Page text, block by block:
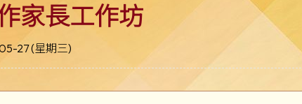
家長工作坊
27 (星期三)